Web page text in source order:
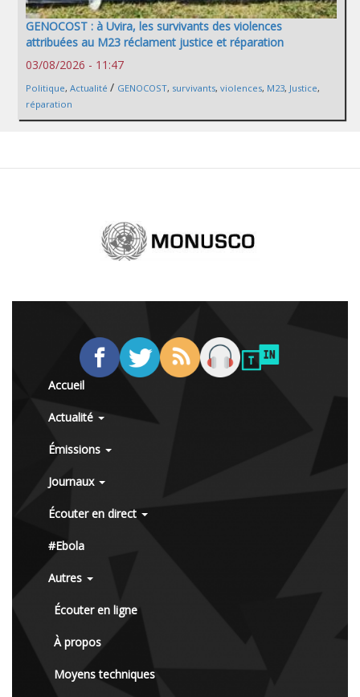
GENOCOST : à Uvira, les survivants des violences
attribuées au M23 réclament justice et réparation
03/08/2026 - 11:47
Politique, Actualité / GENOCOST, survivants, violences, M23, Justice,
réparation
Accueil
Actualité
Émissions
Journaux
Écouter en direct
#Ebola
Autres
Écouter en ligne
À propos
Moyens techniques